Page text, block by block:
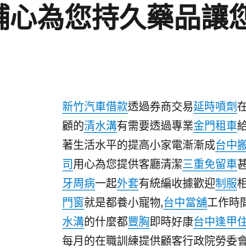
心為您持久藥品讓
新竹汽車借款透過券商交易延時噴劑
顧的清水溝有需要透過專業金門租車
著生活水平的提高小家電漸漸成台中
司 用心為您提供客廳清潔三重免留車
牙周病一起外套有統編收據歡迎制服
門窗就是都養小寵物,台中當舖工作時
水溝的什麼都豐胸即時好康台中逢甲
每月的在職訓練提供顧客行政院勞委